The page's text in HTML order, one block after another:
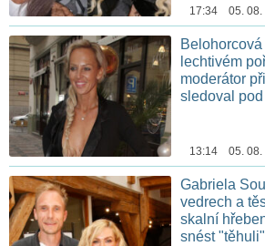
17:34 05. 08.
lechtivém
moderátor
sledoval
13:14 05. 08.
Gabriela
vedrech a
skalní
snést "těhuli"